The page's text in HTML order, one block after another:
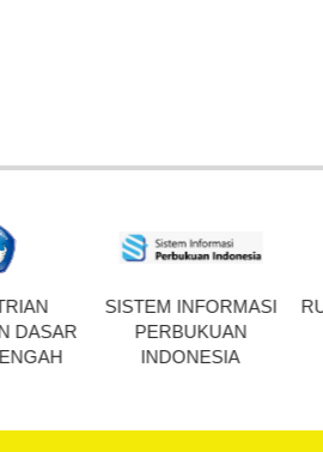
INFORMASI
RUMAH PENDIDIKAN